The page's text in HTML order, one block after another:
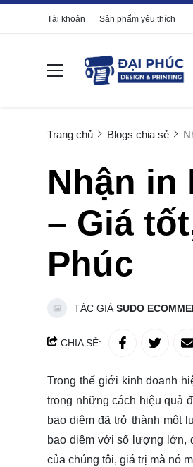
Tài khoản Sản phẩm yêu thích
Trang chủ Blogs chia sẻ
Nhận
– Giá
Phúc
TÁC GIẢ SUDO
CHIA SẺ:
Trong thế giới kinh doanh
trong những cách hiệu quả
bao diêm đã trở thành một
bao diêm với số lượng lớn,
của chúng tôi, giá trị mà nó